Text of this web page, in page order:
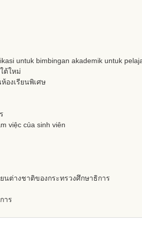
untuk bimbingan akademik untuk
ต้ใหม่
องเรียนพิเศษ
việc của sinh viên
นต่างชาติของกระทรวงศึกษาธิการ
าร